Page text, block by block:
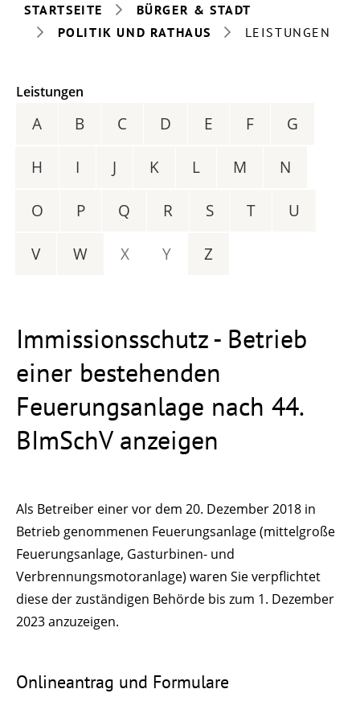
STARTSEITE
BÜRGER & STADT
POLITIK UND RATHAUS
LEISTUNGEN
Leistungen
A B C D E F G
H I J K L M N
O P Q R S T U
V W X Y Z
Immissionsschutz - Betrieb
einer bestehenden
Feuerungsanlage nach 44.
BImSchV anzeigen
Als Betreiber einer vor dem 20. Dezember 2018 in
Betrieb genommenen Feuerungsanlage (mittelgroße
Feuerungsanlage, Gasturbinen- und
Verbrennungsmotoranlage) waren Sie verpflichtet
diese der zuständigen Behörde bis zum 1. Dezember
2023 anzuzeigen.
Onlineantrag und Formulare